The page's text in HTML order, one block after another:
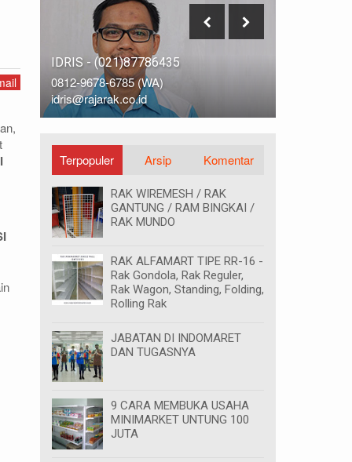
IDRIS - (021)87786435
0812-9678-6785 (WA)
idris@rajarak.co.id
Terpopuler Arsip Komentar
RAK WIREMESH / RAK
GANTUNG / RAM BINGKAI /
RAK MUNDO
RAK ALFAMART TIPE RR-16 -
Rak Gondola, Rak Reguler,
Rak Wagon, Standing, Folding,
Rolling Rak
JABATAN DI INDOMARET
DAN TUGASNYA
9 CARA MEMBUKA USAHA
MINIMARKET UNTUNG 100
JUTA